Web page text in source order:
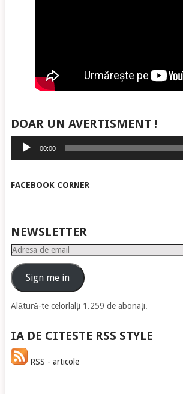
DOAR UN AVERTISMENT !
Player
audio
00:00
FACEBOOK CORNER
NEWSLETTER
Adresa
emailSign me in
Alătură-te celorlalți 1.259 de abonați.
IA DE CITESTE RSS STYLE
RSS - articole